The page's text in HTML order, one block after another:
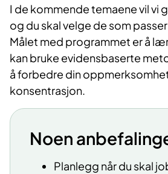
I de kommende temaene vil vi
og du skal velge de som
Målet med programmet er å
kan bruke evidensbaserte
å forbedre din
konsentrasjon.
Noen
Planlegg når du skal